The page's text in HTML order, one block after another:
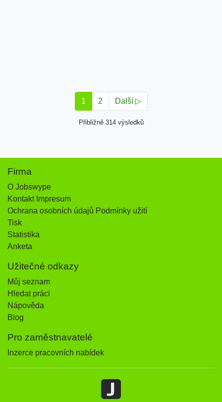
1 2 Další ▷
Přibližně 314 výsledků
Firma
O Jobswype
Kontakt Impresum
Ochrana osobních údajů Podmínky užití
Tisk
Statistika
Anketa
Užitečné odkazy
Můj seznam
Hledat práci
Nápověda
Blog
Pro zaměstnavatelé
Inzerce pracovních nabídek